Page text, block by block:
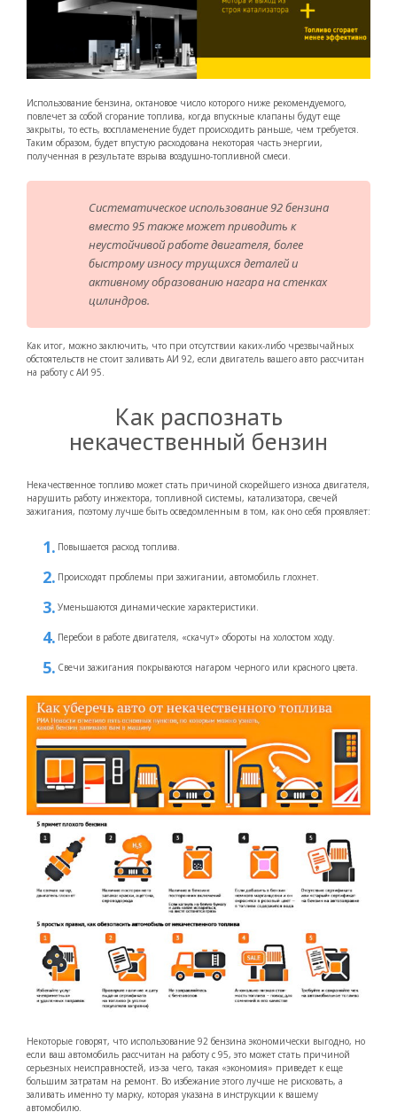
Использование бензина, октановое число которого ниже рекомендуемого,
повлечет за собой сгорание топлива, когда впускные клапаны будут еще
закрыты, то есть, воспламенение будет происходить раньше, чем требуется.
Таким образом, будет впустую расходована некоторая часть энергии,
полученная в результате взрыва воздушно-топливной смеси.
Систематическое использование 92 бензина
вместо 95 также может приводить к
неустойчивой работе двигателя, более
быстрому износу трущихся деталей и
активному образованию нагара на стенках
цилиндров.
Как итог, можно заключить, что при отсутствии каких-либо чрезвычайных
обстоятельств не стоит заливать АИ 92, если двигатель вашего авто рассчитан
на работу с АИ 95.
Как распознать
некачественный бензин
Некачественное топливо может стать причиной скорейшего износа двигателя,
нарушить работу инжектора, топливной системы, катализатора, свечей
зажигания, поэтому лучше быть осведомленным в том, как оно себя проявляет:
Повышается расход топлива.
Происходят проблемы при зажигании, автомобиль глохнет.
Уменьшаются динамические характеристики.
Перебои в работе двигателя, «скачут» обороты на холостом ходу.
Свечи зажигания покрываются нагаром черного или красного цвета.
Некоторые говорят, что использование 92 бензина экономически выгодно, но
если ваш автомобиль рассчитан на работу с 95, это может стать причиной
серьезных неисправностей, из-за чего, такая «экономия» приведет к еще
большим затратам на ремонт. Во избежание этого лучше не рисковать, а
заливать именно ту марку, которая указана в инструкции к вашему
автомобилю.